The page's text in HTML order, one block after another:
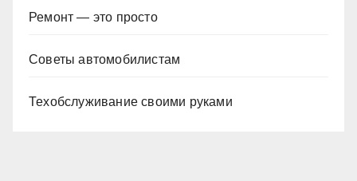
Ремонт — это просто
Советы автомобилистам
Техобслуживание своими руками